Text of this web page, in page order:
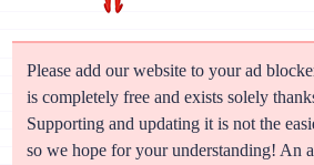
Please add our website to your ad
is completely free and exists solely
Supporting and updating it is not the
so we hope for your understanding! An